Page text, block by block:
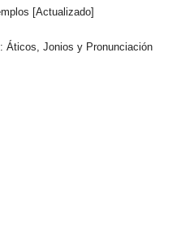
[Actualizado]
Áticos, Jonios y Pronunciación